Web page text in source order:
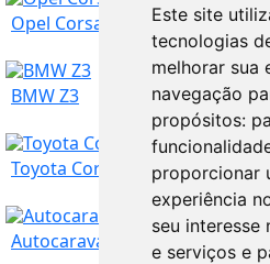
Este site
tecnologias
melhorar sua
navegação
propósitos:
proporcionar
experiência
seu interesse
e serviços e
Opel Corsa 1.3 CDTI 2003
BMW Z3
Toyota Corolla Starvan Diesel
Autocaravanas para vendas